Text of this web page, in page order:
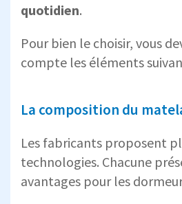
quotidien.
Pour bien le choisir, vous
compte les éléments
La composition du
Les fabricants proposent
technologies. Chacune
avantages pour les